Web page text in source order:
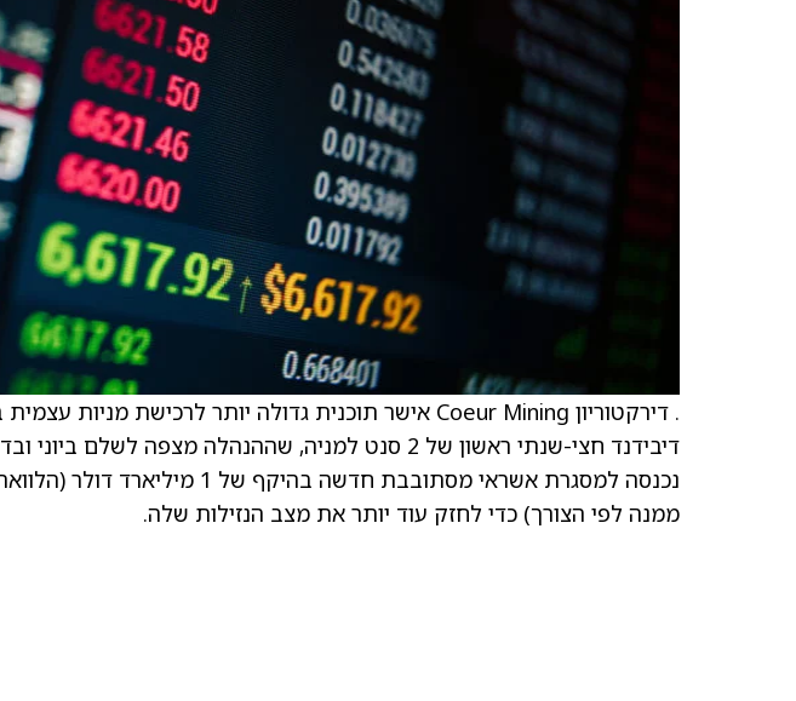
נכנסה למסגרת אשראי מסתובבת חדשה
ממנה לפי הצורך) כדי לחזק עוד יותר את מצב הנזילות שלה.